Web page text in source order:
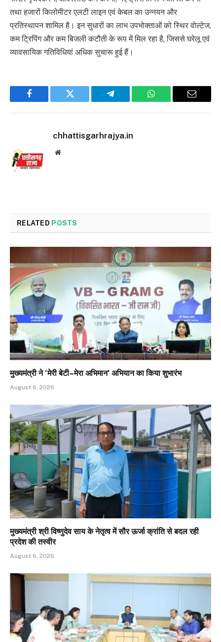
तथा हजारों किलोमीटर एलटी लाइन एवं केबल का उन्नयन और
प्रतिस्थापन शामिल है। इन सुधारों का लाभ उपभोक्ताओं को स्थिर वोल्टेज,
कम ट्रिपिंग और कम बिजली कटौती के रूप में मिल रहा है, जिससे घरेलू एवं
व्यावसायिक गतिविधियां अधिक सुचारू हुई हैं।
Facebook Twitter Telegram WhatsApp Email
chhattisgarhrajya.in
Website
RELATED POSTS
मुख्यमंत्री ने ‘मेरी बेटी–मेरा अभिमान’ अभियान का किया शुभारंभ
August 6, 2026
मुख्यमंत्री श्री विष्णुदेव साय के नेतृत्व में सौर ऊर्जा क्रांति से बदल रही
प्रदेश की तस्वीर
August 6, 2026